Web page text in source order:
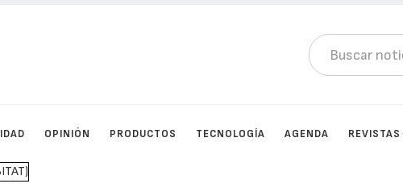
OPINIÓN PRODUCTOS TECNOLOGÍA AGENDA REVISTAS